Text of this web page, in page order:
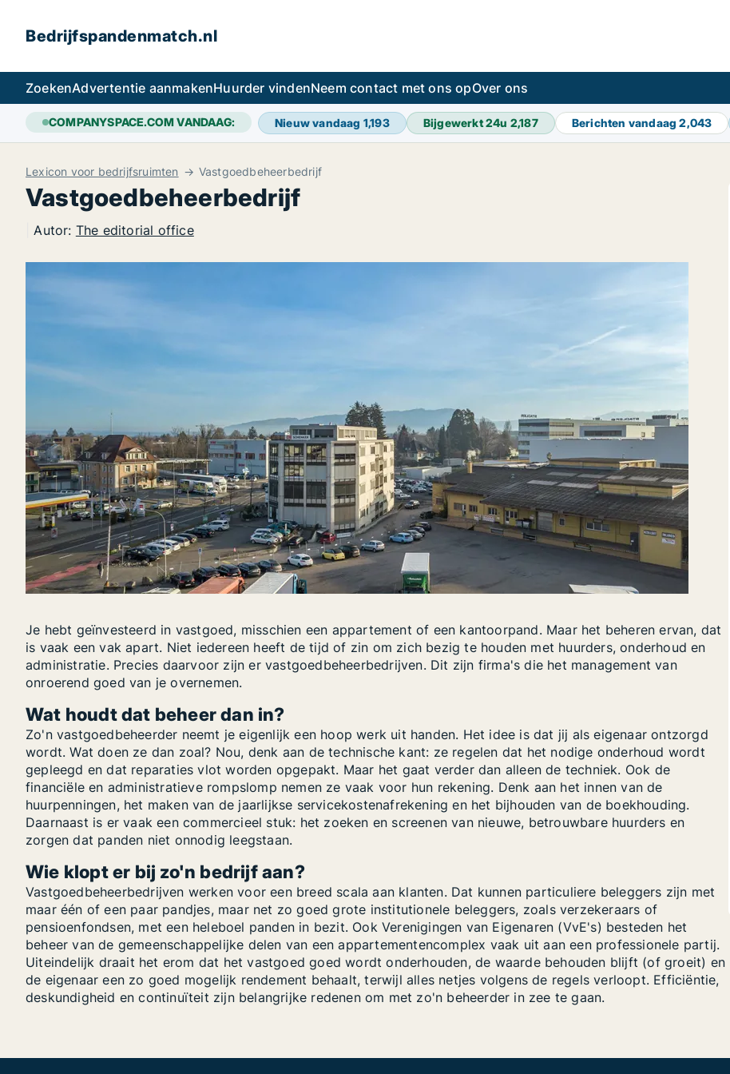
Bedrijfspandenmatch.nl
ZoekenAdvertentie aanmakenHuurder vindenNeem contact met ons opOver ons
COMPANYSPACE.COM VANDAAG: Nieuw vandaag 1,193 Bijgewerkt 24u 2,187 Berichten vandaag2,043
Lexicon voor bedrijfsruimten Vastgoedbeheerbedrijf
Vastgoedbeheerbedrijf
Autor: The editorial office
Je hebt geïnvesteerd in vastgoed, misschien een appartement of een kantoorpand. Maar het beheren ervan, dat
is vaak een vak apart. Niet iedereen heeft de tijd of zin om zich bezig te houden met huurders, onderhoud en
administratie. Precies daarvoor zijn er vastgoedbeheerbedrijven. Dit zijn firma's die het management van
onroerend goed van je overnemen.
Wat houdt dat beheer dan in?
Zo'n vastgoedbeheerder neemt je eigenlijk een hoop werk uit handen. Het idee is dat jij als eigenaar ontzorgd
wordt. Wat doen ze dan zoal? Nou, denk aan de technische kant: ze regelen dat het nodige onderhoud wordt
gepleegd en dat reparaties vlot worden opgepakt. Maar het gaat verder dan alleen de techniek. Ook de
financiële en administratieve rompslomp nemen ze vaak voor hun rekening. Denk aan het innen van de
huurpenningen, het maken van de jaarlijkse servicekostenafrekening en het bijhouden van de boekhouding.
Daarnaast is er vaak een commercieel stuk: het zoeken en screenen van nieuwe, betrouwbare huurders en
zorgen dat panden niet onnodig leegstaan.
Wie klopt er bij zo'n bedrijf aan?
Vastgoedbeheerbedrijven werken voor een breed scala aan klanten. Dat kunnen particuliere beleggers zijn met
maar één of een paar pandjes, maar net zo goed grote institutionele beleggers, zoals verzekeraars of
pensioenfondsen, met een heleboel panden in bezit. Ook Verenigingen van Eigenaren (VvE's) besteden het
beheer van de gemeenschappelijke delen van een appartementencomplex vaak uit aan een professionele partij.
Uiteindelijk draait het erom dat het vastgoed goed wordt onderhouden, de waarde behouden blijft (of groeit) en
de eigenaar een zo goed mogelijk rendement behaalt, terwijl alles netjes volgens de regels verloopt. Efficiëntie,
deskundigheid en continuïteit zijn belangrijke redenen om met zo'n beheerder in zee te gaan.